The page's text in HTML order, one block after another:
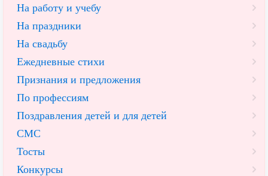
На работу и учебу
На праздники
На свадьбу
Ежедневные стихи
Признания и предложения
По профессиям
Поздравления детей и для детей
СМС
Тосты
Конкурсы